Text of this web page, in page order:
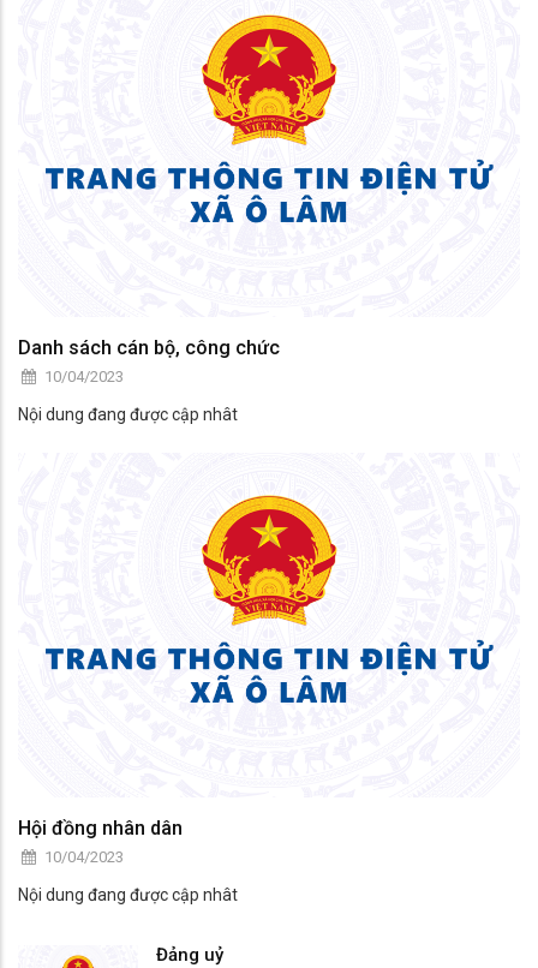
Danh sách cán bộ, công chức
10/04/2023
Nội dung đang được cập nhât
Hội đồng nhân dân
10/04/2023
Nội dung đang được cập nhât
Đảng uỷ